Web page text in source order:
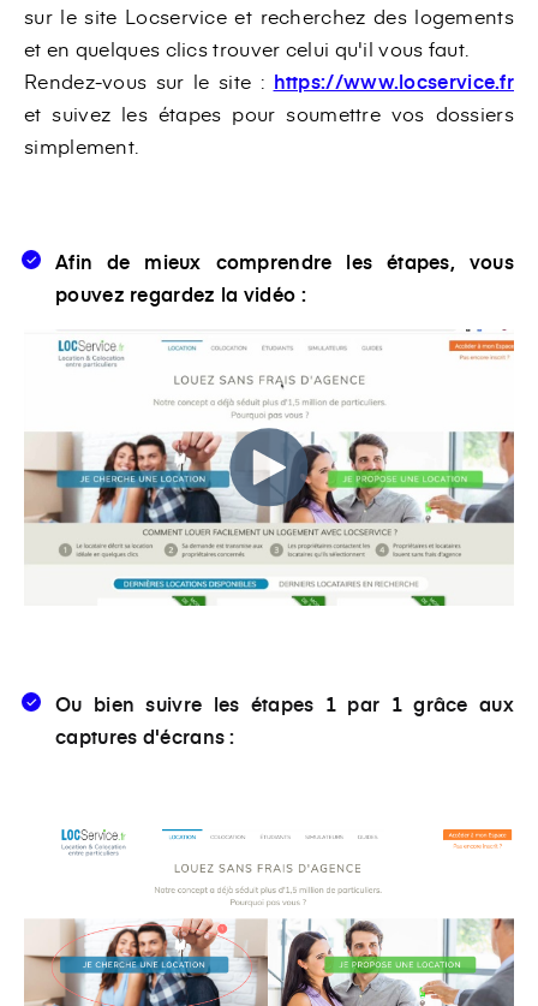
sur le site Locservice et recherchez des logements
et en quelques clics trouver celui qu'il vous faut.
Rendez-vous sur le site : https://www.locservice.fr
et suivez les étapes pour soumettre vos dossiers
simplement.
Afin de mieux comprendre les étapes, vous
pouvez regardez la vidéo :
Ou bien suivre les étapes 1 par 1 grâce aux
captures d'écrans :